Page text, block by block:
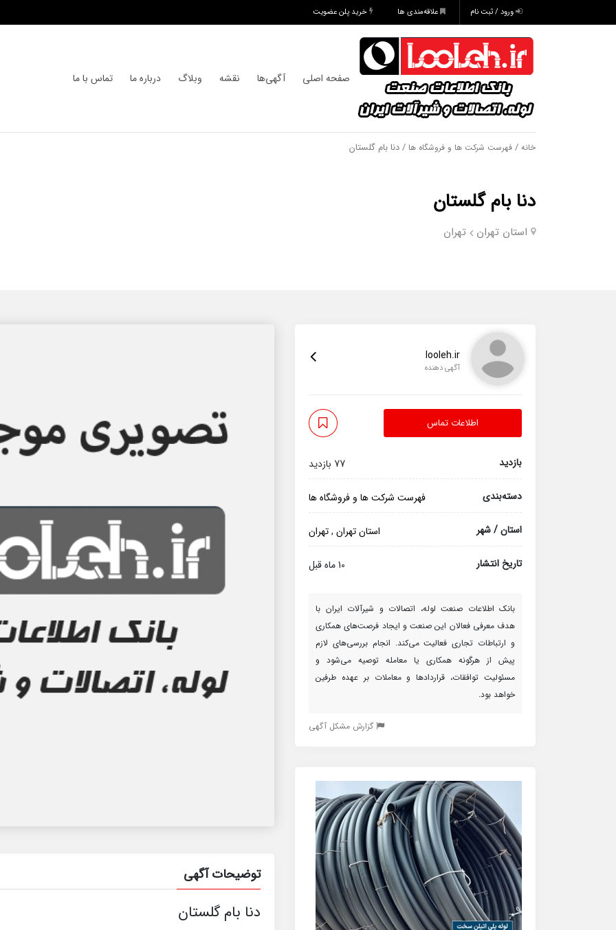
ورود / ثبت نام علاقه‌مندی ها خرید پلن عضویت
صفحه اصلی آگهی‌ها نقشه وبلاگ درباره ما تماس با ما
خانه / فهرست شرکت ها و فروشگاه ها / دنا بام گلستان
دنا بام گلستان
استان تهران تهران
looleh.ir
آگهی دهنده
اطلاعات تماس
بازدید 77 بازدید
دسته‌بندی فهرست شرکت ها و فروشگاه ها
استان / شهر استان تهران ,تهران
تاریخ انتشار 10 ماه قبل
بانک اطلاعات صنعت لوله، اتصالات و شیرآلات ایران با
هدف معرفی فعالان این صنعت و ایجاد فرصت‌های همکاری
و ارتباطات تجاری فعالیت می‌کند. انجام بررسی‌های لازم
پیش از هرگونه همکاری یا معامله توصیه می‌شود و
مسئولیت توافقات، قراردادها و معاملات بر عهده طرفین
خواهد بود.
گزارش مشکل آگهی
توضیحات آگهی
دنا بام گلستان